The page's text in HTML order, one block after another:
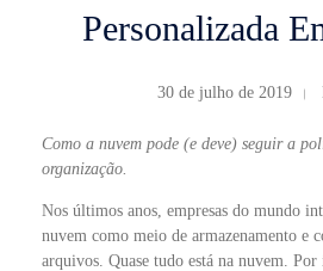
Personalizada
30 de julho de 2019
Como a nuvem pode (e deve) seguir a
organização.
Nos últimos anos, empresas do mundo
nuvem como meio de armazenamento e
arquivos. Quase tudo está na nuvem.